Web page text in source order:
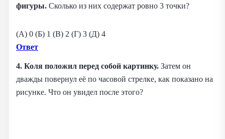
фигуры. Сколько из них содержат ровно 3 точки?
(A) 0 (Б) 1 (B) 2 (Г) 3 (Д) 4
Ответ
4. Коля положил перед собой картинку. Затем он
дважды повернул её по часовой стрелке, как показано на
рисунке. Что он увидел после этого?